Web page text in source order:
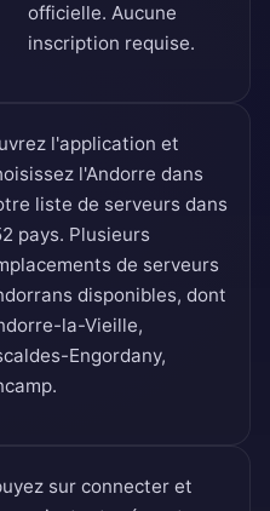
officielle. Aucune
inscription requise.
l'application et
l'Andorre dans
liste de serveurs dans
pays. Plusieurs
de serveurs
disponibles, dont
la-Vieille,
Engordany,
sur connecter et